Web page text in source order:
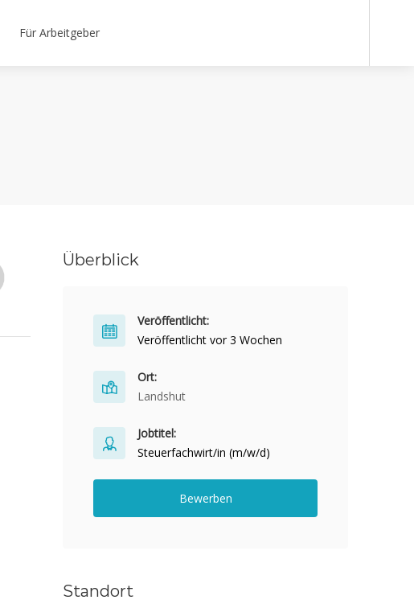
Für Arbeitgeber
Überblick
Veröffentlicht:
Veröffentlicht vor 3 Wochen
Ort:
Landshut
Jobtitel:
Steuerfachwirt/in (m/w/d)
Bewerben
Standort